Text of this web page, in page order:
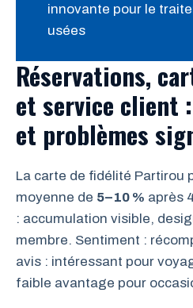
innovante pour le
usées
Réservations,
et service client
et problèmes
La carte de fidélité Partirou
moyenne de 5–10 % après
: accumulation visible,
membre. Sentiment :
avis : intéressant pour
faible avantage pour